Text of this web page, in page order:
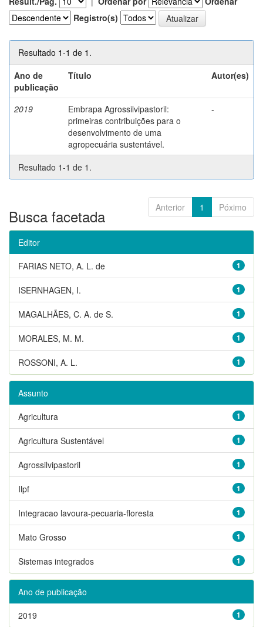
Registro(s)
Resultado 1-1 de 1.
Ano de
publicação
Título Autor(es)
2019
Embrapa Agrossilvipastoril:
primeiras contribuições para o
desenvolvimento de uma
agropecuária sustentável.
-
Resultado 1-1 de 1.
Anterior 1 Póximo
Busca facetada
Editor
1
FARIAS NETO, A. L. de
1
ISERNHAGEN, I.
1
MAGALHÃES, C. A. de S.
1
MORALES, M. M.
1
ROSSONI, A. L.
Assunto
1
Agricultura
1
Agricultura Sustentável
1
Agrossilvipastoril
1
Ilpf
1
Integracao lavoura-pecuaria-floresta
1
Mato Grosso
1
Sistemas integrados
Ano de publicação
1
2019